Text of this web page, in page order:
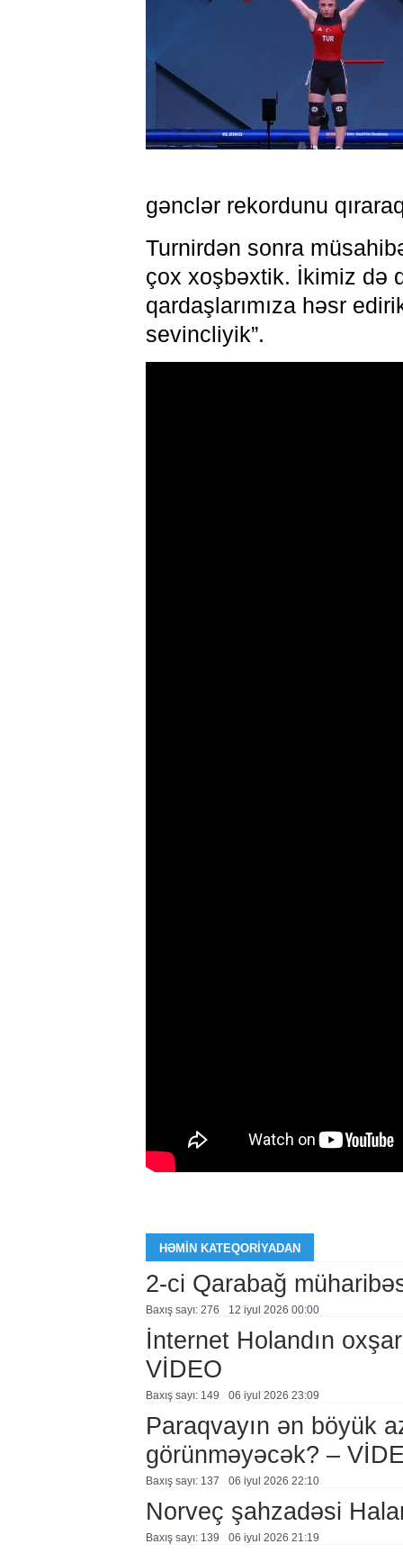
gənclər rekordunu
Turnirdən sonra
çox xoşbəxtik. İkimiz də
qardaşlarımıza həsr
sevincliyik”.
HƏMIN KATEQORIYADAN
2-ci Qarabağ
Baxış sayı: 276 12 i̇yul 2026 00:00
İnternet Holandın
VİDEO
Baxış sayı: 149 06 i̇yul 2026 23:09
Paraqvayın ən böyük
görünməyəcək? –
Baxış sayı: 137 06 i̇yul 2026 22:10
Norveç şahzadəsi
Baxış sayı: 139 06 i̇yul 2026 21:19